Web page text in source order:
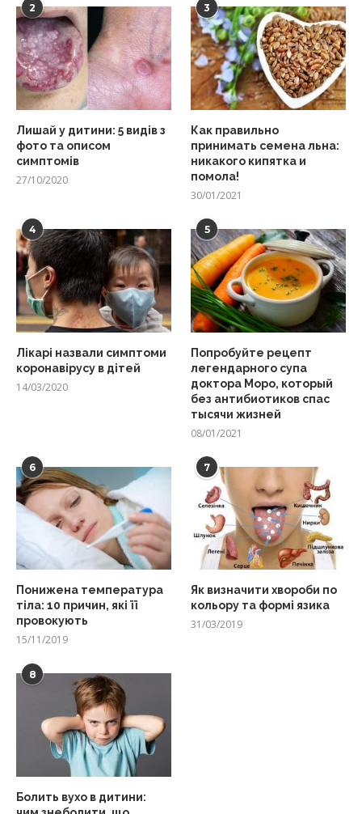
2
Лишай у дитини: 5 видів з
фото та описом
симптомів
27/10/2020
3
Как правильно
принимать семена льна:
никакого кипятка и
помола!
30/01/2021
4
Лікарі назвали симптоми
коронавірусу в дітей
14/03/2020
5
Попробуйте рецепт
легендарного супа
доктора Моро, который
без антибиотиков спас
тысячи жизней
08/01/2021
6
Понижена температура
тіла: 10 причин, які її
провокують
15/11/2019
7
Як визначити хвороби по
кольору та формі язика
31/03/2019
8
Болить вухо в дитини: